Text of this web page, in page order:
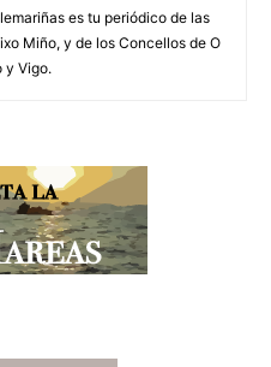
es tu periódico de las
Miño, y de los Concellos de O
y Vigo.